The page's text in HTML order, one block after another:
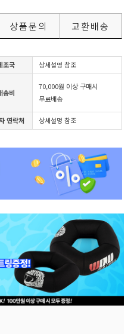
상품문의 교환배송
조국 상세설명 참조
송비
70,000원 이상 구매시
무료배송
연락처 상세설명 참조